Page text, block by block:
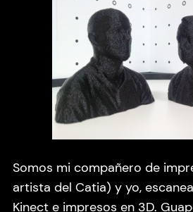
Somos mi compañero de
artista del Catia) y yo,
Kinect e impresos en 3D.